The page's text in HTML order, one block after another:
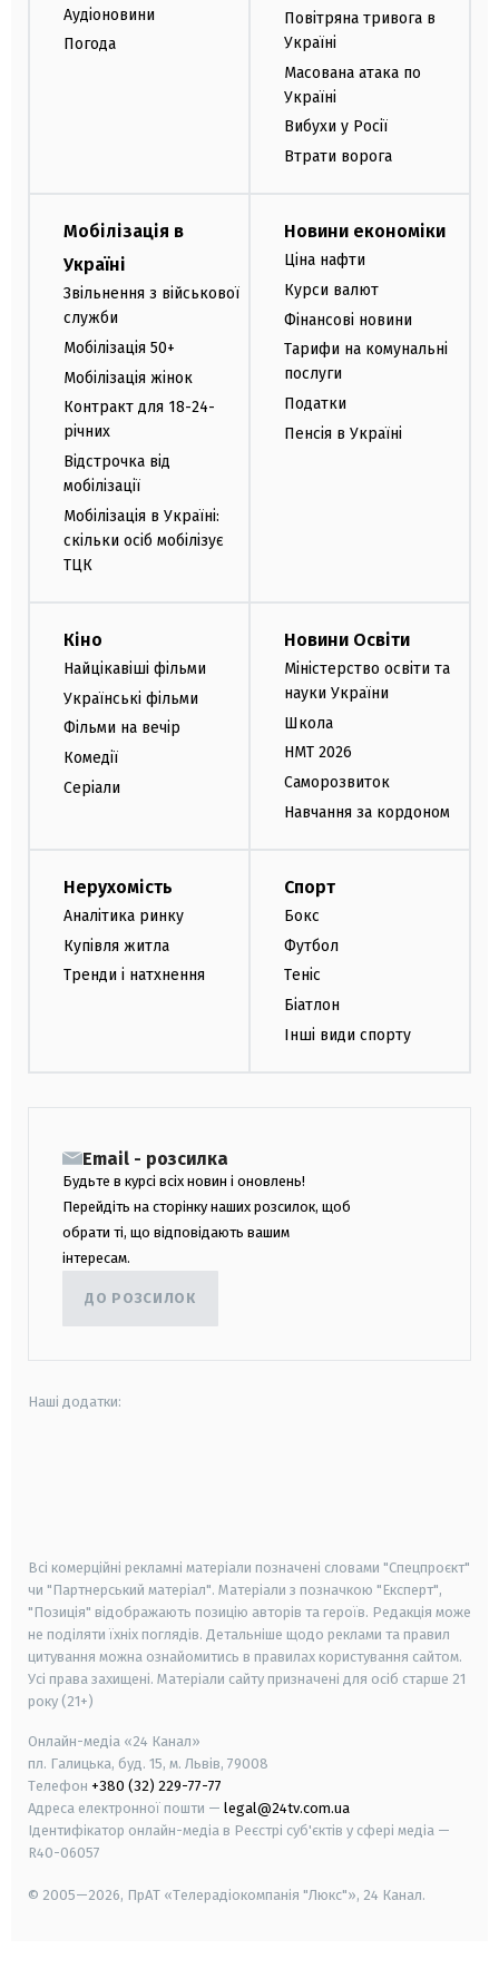
Аудіоновини
Погода
Повітряна тривога в
Україні
Масована атака по
Україні
Вибухи у Росії
Втрати ворога
Мобілізація в
Україні
Звільнення з військової
служби
Мобілізація 50+
Мобілізація жінок
Контракт для 18-24-
річних
Відстрочка від
мобілізації
Мобілізація в Україні:
скільки осіб мобілізує
ТЦК
Новини економіки
Ціна нафти
Курси валют
Фінансові новини
Тарифи на комунальні
послуги
Податки
Пенсія в Україні
Кіно
Найцікавіші фільми
Українські фільми
Фільми на вечір
Комедії
Серіали
Новини Освіти
Міністерство освіти та
науки України
Школа
НМТ 2026
Саморозвиток
Навчання за кордоном
Нерухомість
Аналітика ринку
Купівля житла
Тренди і натхнення
Спорт
Бокс
Футбол
Теніс
Біатлон
Інші види спорту
Email - розсилка
Будьте в курсі всіх новин і оновлень!
Перейдіть на сторінку наших розсилок, щоб
обрати ті, що відповідають вашим
інтересам.
ДО РОЗСИЛОК
Наші додатки:
Всі комерційні рекламні матеріали позначені словами "Спецпроєкт"
чи "Партнерський матеріал". Матеріали з позначкою "Експерт",
"Позиція" відображають позицію авторів та героїв. Редакція може
не поділяти їхніх поглядів. Детальніше щодо реклами та правил
цитування можна ознайомитись в правилах користування сайтом.
Усі права захищені. Матеріали сайту призначені для осіб старше 21
року (21+)
Онлайн-медіа «24 Канал»
пл. Галицька, буд. 15, м. Львів, 79008
Телефон +380 (32) 229-77-77
Адреса електронної пошти — legal@24tv.com.ua
Ідентифікатор онлайн-медіа в Реєстрі суб'єктів у сфері медіа —
R40-06057
© 2005—2026, ПрАТ «Телерадіокомпанія "Люкс"», 24 Канал.